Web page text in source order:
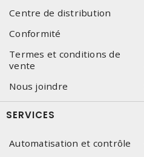
Centre de distribution
Conformité
Termes et conditions de
vente
Nous joindre
SERVICES
Automatisation et contrôle